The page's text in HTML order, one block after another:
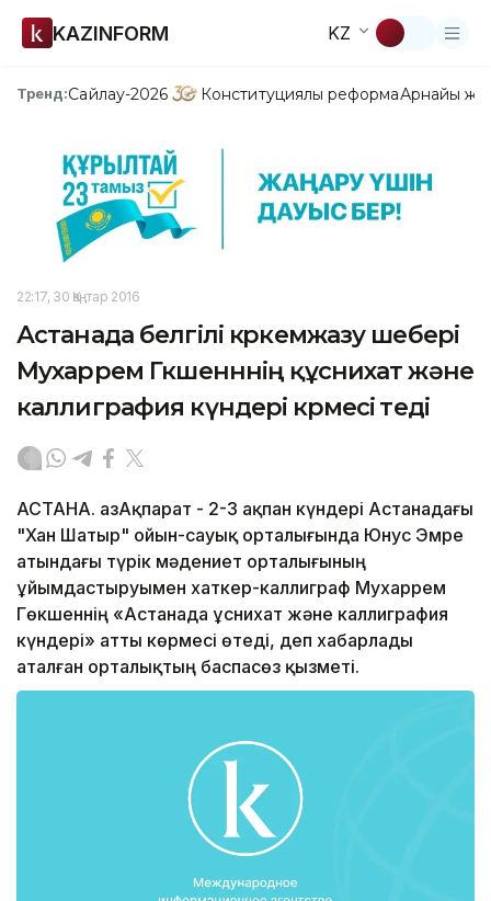
KAZINFORM KZ
Тренд:Сайлау-2026 Конституциялық реформаАрнайы
22:17, 30 Қаңтар 2016
Астанада белгілі көркемжазу шебері
Мухаррем Гөкшенннің құснихат және
каллиграфия күндері көрмесі өтеді
АСТАНА. ҚазАқпарат - 2-3 ақпан күндері Астанадағы
"Хан Шатыр" ойын-сауық орталығында Юнус Эмре
атындағы түрік мәдениет орталығының
ұйымдастыруымен хаткер-каллиграф Мухаррем
Гөкшеннің «Астанада Құснихат және каллиграфия
күндері» атты көрмесі өтеді, деп хабарлады
аталған орталықтың баспасөз қызметі.